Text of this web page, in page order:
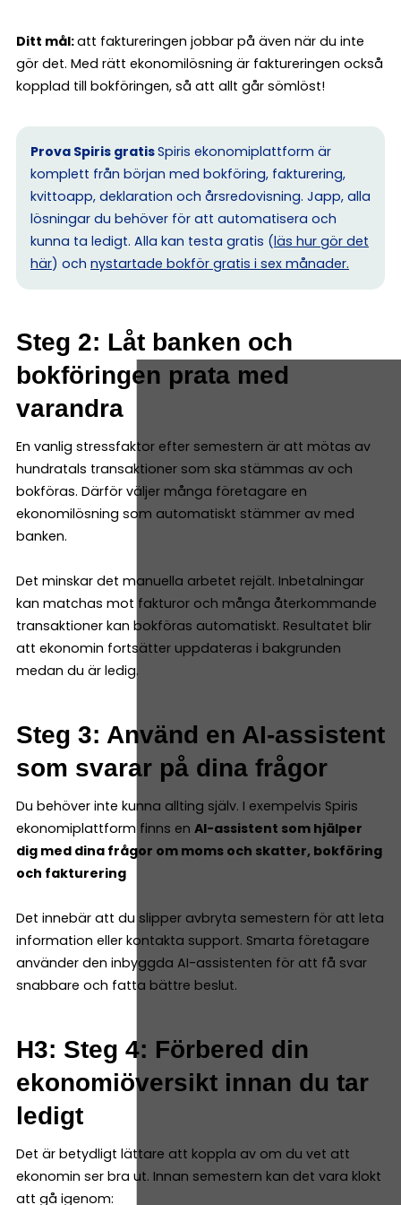
Ditt mål:att faktureringen jobbar på även när du inte
gör det. Med rätt ekonomilösning är faktureringen också
kopplad till bokföringen, så att allt går sömlöst!
Prova Spiris gratisSpiris ekonomiplattform är
komplett från början med bokföring, fakturering,
kvittoapp, deklaration och årsredovisning. Japp, alla
lösningar du behöver för att automatisera och
kunna ta ledigt. Alla kan testa gratis (läs hur gör det
här) och nystartade bokför gratis i sex månader.
Steg 2: Låt banken och
bokföringen prata med
varandra
En vanlig stressfaktor efter semestern är att mötas av
hundratals transaktioner som ska stämmas av och
bokföras. Därför väljer många företagare en
ekonomilösning som automatiskt stämmer av med
banken.
Det minskar det manuella arbetet rejält. Inbetalningar
kan matchas mot fakturor och många återkommande
transaktioner kan bokföras automatiskt. Resultatet blir
att ekonomin fortsätter uppdateras i bakgrunden
medan du är ledig.
Steg 3: Använd en AI-assistent
som svarar på dina frågor
Du behöver inte kunna allting själv. I exempelvis Spiris
ekonomiplattform finns en AI-assistent som hjälper
dig med dina frågor om moms och skatter, bokföring
och fakturering
Det innebär att du slipper avbryta semestern för att leta
information eller kontakta support. Smarta företagare
använder den inbyggda AI-assistenten för att få svar
snabbare och fatta bättre beslut.
H3: Steg 4: Förbered din
ekonomiöversikt innan du tar
ledigt
Det är betydligt lättare att koppla av om du vet att
ekonomin ser bra ut. Innan semestern kan det vara klokt
att gå igenom: